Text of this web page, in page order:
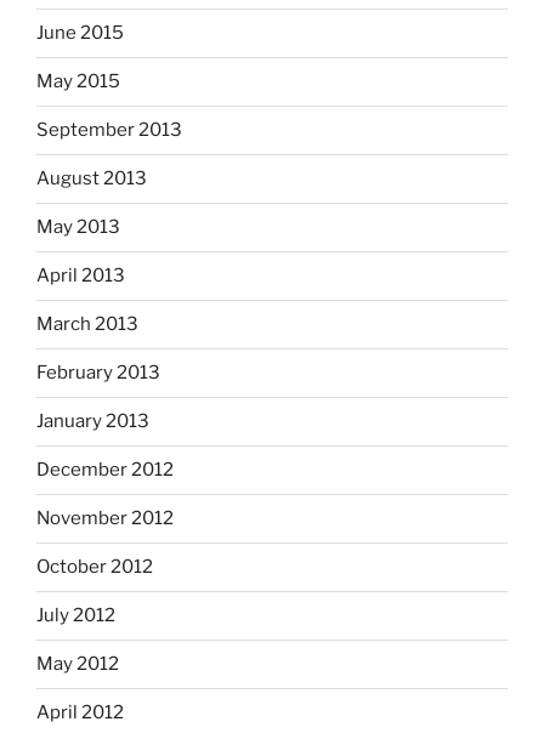
June 2015
May 2015
September 2013
August 2013
May 2013
April 2013
March 2013
February 2013
January 2013
December 2012
November 2012
October 2012
July 2012
May 2012
April 2012